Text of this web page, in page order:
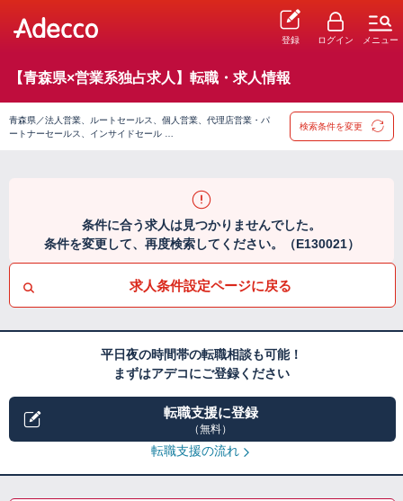
登録 ログイン メニュー
【青森県×営業系独占求人】転職・求人情報
青森県／法人営業、ルートセールス、個人営業、代理店営業・パ
ートナーセールス、インサイドセール …
検索条件を変更
条件に合う求人は見つかりませんでした。
条件を変更して、再度検索してください。（E130021）
求人条件設定ページに戻る
平日夜の時間帯の転職相談も可能！
まずはアデコにご登録ください
転職支援に登録
（無料）
転職支援の流れ